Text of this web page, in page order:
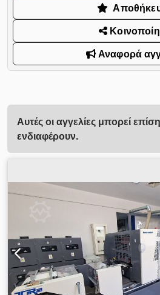
Αναφορά
Αυτές οι αγγελίες μπορεί
ενδιαφέρουν.